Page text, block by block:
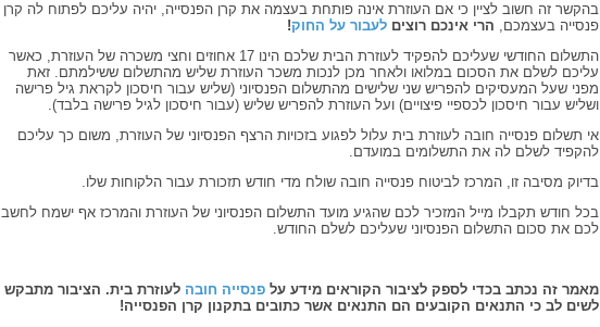
בהקשר זה חשוב לציין כי אם העוזרת אינה פותחת בעצמה את קרן הפנסייה, יהיה עליכם לפתוח לה קרן
פנסייה בעצמכם, הרי אינכם רוצים לעבור על החוק!
התשלום החודשי שעליכם להפקיד לעוזרת הבית שלכם הינו 17 אחוזים וחצי משכרה של העוזרת, כאשר
עליכם לשלם את הסכום במלואו ולאחר מכן לנכות משכר העוזרת שליש מהתשלום ששילמתם. זאת
מפני שעל המעסיקים להפריש שני שלישים מהתשלום הפנסיוני (שליש עבור חיסכון לקראת גיל פרישה
ושליש עבור חיסכון לכספיי פיצויים) ועל העוזרת להפריש שליש (עבור חיסכון לגיל פרישה בלבד).
אי תשלום פנסייה חובה לעוזרת בית עלול לפגוע בזכויות הרצף הפנסיוני של העוזרת, משום כך עליכם
להקפיד לשלם לה את התשלומים במועדם.
בדיוק מסיבה זו, המרכז לביטוח פנסייה חובה שולח מדי חודש תזכורת עבור הלקוחות שלו.
בכל חודש תקבלו מייל המזכיר לכם שהגיע מועד התשלום הפנסיוני של העוזרת והמרכז אף ישמח לחשב
לכם את סכום התשלום הפנסיוני שעליכם לשלם החודש.
מאמר זה נכתב בכדי לספק לציבור הקוראים מידע על פנסייה חובה לעוזרת בית. הציבור מתבקש
לשים לב כי התנאים הקובעים הם התנאים אשר כתובים בתקנון קרן הפנסייה!